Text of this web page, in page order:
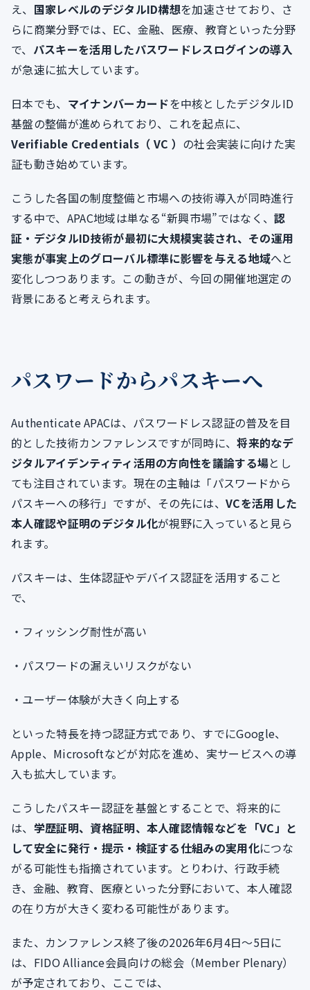
え、 国家レベルのデジタルID構想を加速させており、さ
らに商業分野では、EC、金融、医療、教育といった分野
で、 パスキーを活用したパスワードレスログインの導入
が急速に拡大しています。
日本でも、 マイナンバーカードを中核としたデジタルID
基盤の整備が進められており、これを起点に、
Verifiable Credentials（ VC ） の社会実装に向けた実
証も動き始めています。
こうした各国の制度整備と市場への技術導入が同時進行
する中で、APAC地域は単なる“新興市場”ではなく、認
証・デジタルID技術が最初に大規模実装され、その運用
実態が事実上のグローバル標準に影響を与える地域へと
変化しつつあります。この動きが、今回の開催地選定の
背景にあると考えられます。
パスワードからパスキーへ
Authenticate APACは、パスワードレス認証の普及を目
的とした技術カンファレンスですが同時に、将来的なデ
ジタルアイデンティティ活用の方向性を議論する場とし
ても注目されています。現在の主軸は「パスワードから
パスキーへの移行」ですが、その先には、VCを活用した
本人確認や証明のデジタル化が視野に入っていると見ら
れます。
パスキーは、生体認証やデバイス認証を活用すること
で、
・フィッシング耐性が高い
・パスワードの漏えいリスクがない
・ユーザー体験が大きく向上する
といった特長を持つ認証方式であり、すでにGoogle、
Apple、Microsoftなどが対応を進め、実サービスへの導
入も拡大しています。
こうしたパスキー認証を基盤とすることで、将来的に
は、 学歴証明、資格証明、本人確認情報などを「VC」と
して安全に発行・提示・検証する仕組みの実用化につな
がる可能性も指摘されています。とりわけ、行政手続
き、金融、教育、医療といった分野において、本人確認
の在り方が大きく変わる可能性があります。
また、カンファレンス終了後の2026年6月4日〜5日に
は、FIDO Alliance会員向けの総会（Member Plenary）
が予定されており、ここでは、